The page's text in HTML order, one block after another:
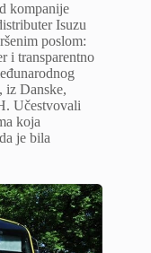
kompanije
Isuzu
poslom:
i transparentno
iz Danske,
Učestvovali
koja
je bila